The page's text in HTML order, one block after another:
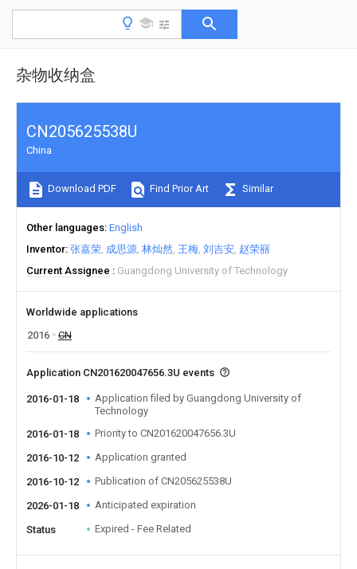
杂物收纳盒
CN205625538U
China
Download PDF Find Prior Art Similar
Other languages English
Inventor 张嘉荣 成思源 林灿然 王梅 刘吉安 赵荣丽
Current Assignee
Guangdong University of Technology
Worldwide applications
2016
CN
Application CN201620047656.3U events
2016-01-18
Application filed by Guangdong University of
Technology
2016-01-18
Priority to CN201620047656.3U
2016-10-12 Application granted
2016-10-12 Publication of CN205625538U
2026-01-18 Anticipated expiration
Status Expired - Fee Related